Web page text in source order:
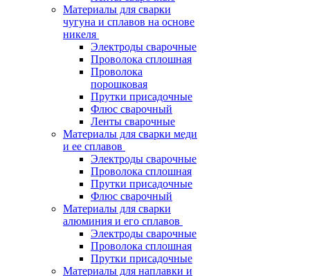
Материалы для сварки
чугуна и сплавов на основе
никеля
Электроды сварочные
Проволока сплошная
Проволока
порошковая
Прутки присадочные
Флюс сварочный
Ленты сварочные
Материалы для сварки меди
и ее сплавов
Электроды сварочные
Проволока сплошная
Прутки присадочные
Флюс сварочный
Материалы для сварки
алюминия и его сплавов
Электроды сварочные
Проволока сплошная
Прутки присадочные
Материалы для наплавки и